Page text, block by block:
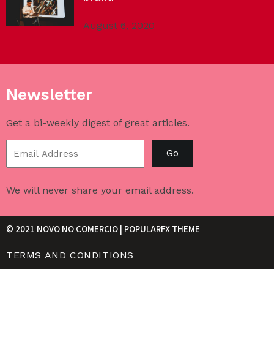
August 6, 2020
Newsletter
Get a bi-weekly digest of great articles.
Go
We will never share your email address.
© 2021 NOVO NO COMERCIO | POPULARFX THEME
TERMS AND CONDITIONS